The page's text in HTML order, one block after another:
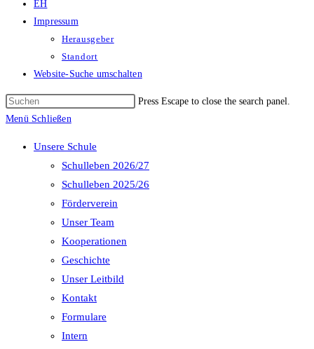
EH
Impressum
Herausgeber
Standort
Website-Suche umschalten
Press Escape to close the search panel.
Menü Schließen
Unsere Schule
Schulleben 2026/27
Schulleben 2025/26
Förderverein
Unser Team
Kooperationen
Geschichte
Unser Leitbild
Kontakt
Formulare
Intern